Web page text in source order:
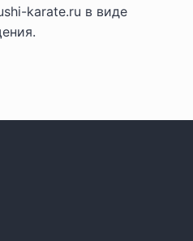
karate.ru в виде